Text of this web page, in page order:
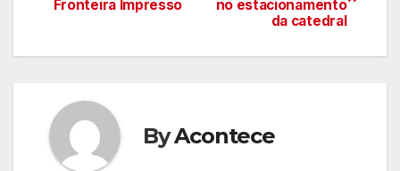
de
artigos
no estacionamento
da catedral
Fronteira Impresso
ByAcontece